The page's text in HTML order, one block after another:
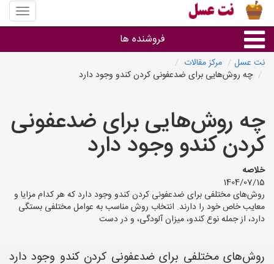
منوی
سایت
عسل
فروشنده ها
گروه ها
استان ها
نت عسل
مرکز مقالات
چه روش‌هایی برای ضدعفونی کردن کندو وجود دارد
چه روش‌هایی برای ضدعفونی
کردن کندو وجود دارد
خلاصه
1404/07/15
روش‌های مختلفی برای ضدعفونی کردن کندو وجود دارد که هر کدام مزایا و
معایب خاص خود را دارند. انتخاب روش مناسب به عوامل مختلفی بستگی
دارد، از جمله نوع کندو، میزان آلودگی، و در دست
روش‌های مختلفی برای ضدعفونی کردن کندو وجود دارد